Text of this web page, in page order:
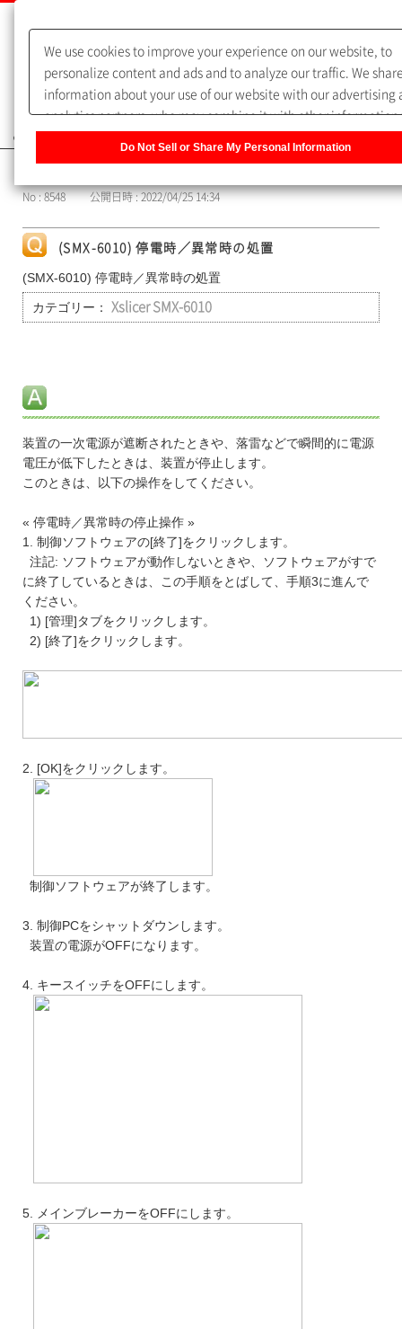
よくあるご質問（FAQ）
No : 8548 公開日時 : 2022/04/25 14:34
(SMX-6010) 停電時／異常時の処置
(SMX-6010) 停電時／異常時の処置
カテゴリー： Xslicer SMX-6010
装置の一次電源が遮断されたときや、落雷などで瞬間的に電源
電圧が低下したときは、装置が停止します。
このときは、以下の操作をしてください。
« 停電時／異常時の停止操作 »
1. 制御ソフトウェアの[終了]をクリックします。
注記: ソフトウェアが動作しないときや、ソフトウェアがすで
に終了しているときは、この手順をとばして、手順3に進んで
ください。
1) [管理]タブをクリックします。
2) [終了]をクリックします。
2. [OK]をクリックします。
制御ソフトウェアが終了します。
3. 制御PCをシャットダウンします。
装置の電源がOFFになります。
4. キースイッチをOFFにします。
5. メインブレーカーをOFFにします。
We use cookies to improve your experience on our website, to
personalize content and ads and to analyze our traffic. We
information about your use of our website with our advertising
analytics partners, who may combine it with other information
Share My Personal Information] to customize your cookie
Do Not Sell or Share My Personal Information